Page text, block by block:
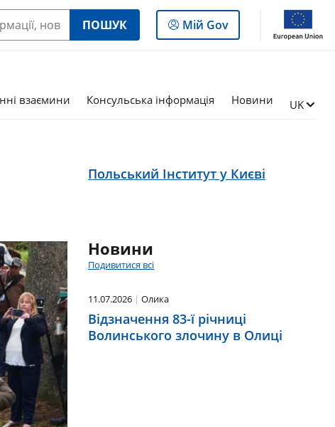
ПОШУК
Увійти
до
Mій Gov
взаємини Консульська інформація Новини Zmień
UK
Польський Інститут у Києві
Новини
Подивитися всі
11.07.2026 Олика
Відзначення 83-ї річниці
Волинського злочину в Олиці